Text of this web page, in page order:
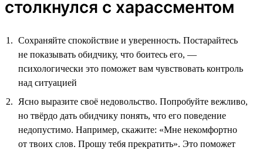
столкнулся с харассментом
Сохраняйте спокойствие и уверенность. Постарайтесь
не показывать обидчику, что боитесь его, —
психологически это поможет вам чувствовать контроль
над ситуацией
Ясно выразите своё недовольство. Попробуйте вежливо,
но твёрдо дать обидчику понять, что его поведение
недопустимо. Например, скажите: «Мне некомфортно
от твоих слов. Прошу тебя прекратить». Это поможет